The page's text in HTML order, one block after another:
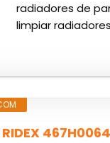
radiadores de
limpiar
RIDEX